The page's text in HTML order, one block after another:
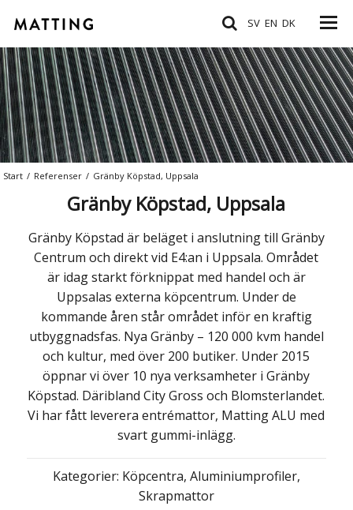
SV EN DK
Start / Referenser / Gränby Köpstad, Uppsala
Gränby Köpstad, Uppsala
Gränby Köpstad är beläget i anslutning till Gränby
Centrum och direkt vid E4:an i Uppsala. Området
är idag starkt förknippat med handel och är
Uppsalas externa köpcentrum. Under de
kommande åren står området inför en kraftig
utbyggnadsfas. Nya Gränby – 120 000 kvm handel
och kultur, med över 200 butiker. Under 2015
öppnar vi över 10 nya verksamheter i Gränby
Köpstad. Däribland City Gross och Blomsterlandet.
Vi har fått leverera entrémattor, Matting ALU med
svart gummi-inlägg.
Kategorier: Köpcentra, Aluminiumprofiler,
Skrapmattor